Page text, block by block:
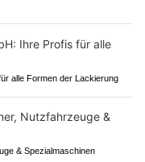
alle Formen der Lackierung
& Spezialmaschinen